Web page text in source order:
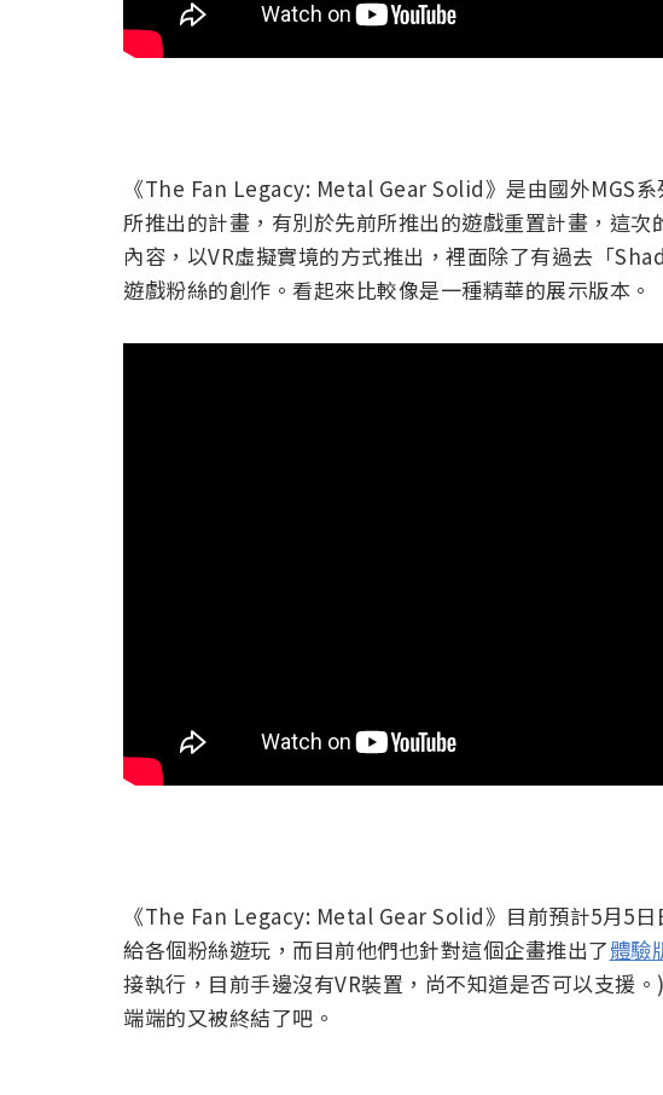
《The Fan Legacy: Metal Gear Solid》是由國外MGS
所推出的計畫，有別於先前所推出的遊戲重置計畫，這次
內容，以VR虛擬實境的方式推出，裡面除了有過去「
遊戲粉絲的創作。看起來比較像是一種精華的展示版本。
《The Fan Legacy: Metal Gear Solid》目前預計5月5
給各個粉絲遊玩，而目前他們也針對這個企畫推出了體驗
接執行，目前手邊沒有VR裝置，尚不知道是否可以支援
端端的又被終結了吧。